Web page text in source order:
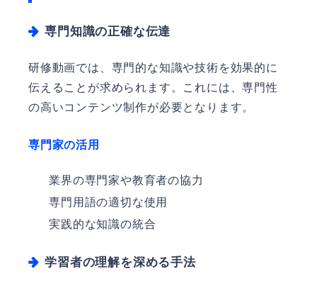
専門知識の正確な伝達
研修動画では、専門的な知識や技術を効果的に
伝えることが求められます。これには、専門性
の高いコンテンツ制作が必要となります。
専門家の活用
業界の専門家や教育者の協力
専門用語の適切な使用
実践的な知識の統合
学習者の理解を深める手法